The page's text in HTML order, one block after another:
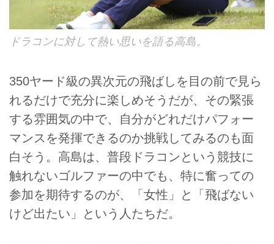
ドラコンに対して熱い思いを語る高島。
350ヤード級の異次元の飛ばしを目の前で見ら
れるだけで充分に楽しめそうだが、その緊張
する雰囲気の中で、自分がどれだけパフォー
マンスを発揮できるのか挑戦してみるのも面
白そう。高島は、普段ドラコンという競技に
触れないゴルファーの中でも、特に奮っての
参加を期待するのが、「女性」と「飛ばない
けど出たい」という人たちだ。